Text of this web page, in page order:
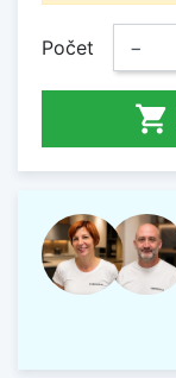
Počet −
